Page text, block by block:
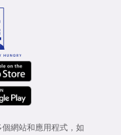
網站和應用程式，如